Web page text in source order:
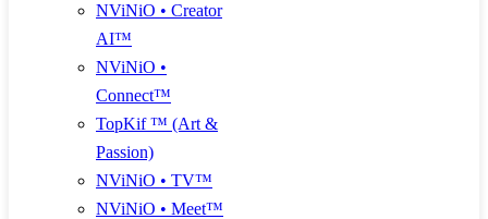
NViNiO • Creator
AI™
NViNiO •
Connect™
TopKif ™ (Art &
Passion)
NViNiO • TV™
NViNiO • Meet™